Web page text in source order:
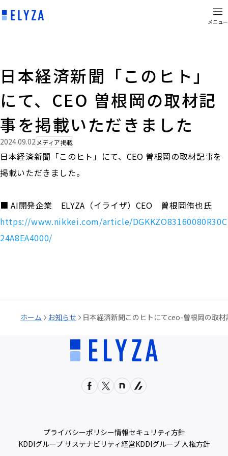
メニュー
日本経済新聞「このヒト」
にて、CEO 曽根岡の取材記
事を掲載いただきました
2024.09.02 メディア掲載
日本経済新聞「このヒト」にて、CEO 曽根岡の取材記事を
掲載いただきました。
■ AI開発企業 ELYZA（イライザ）CEO 曽根岡侑也氏
https://www.nikkei.com/article/DGKKZO83160080R30C
24A8EA4000/
ホーム お知らせ 日本経済新聞このヒトにてceo-曽根岡の取
プライバシーポリシー情報セキュリティ方針
KDDIグループ サステナビリティ経営KDDIグループ 人権方針